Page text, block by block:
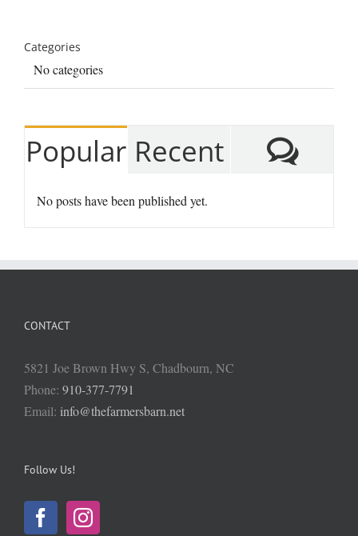
Categories
No categories
Popular Recent
No posts have been published yet.
CONTACT
5821 Joe Brown Hwy S, Chadbourn, NC
Phone: 910-377-7791
Email: info@thefarmersbarn.net
Follow Us!